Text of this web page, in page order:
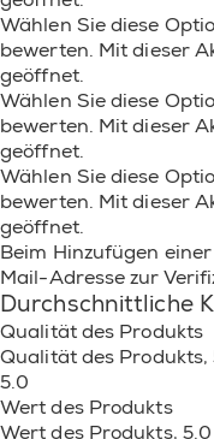
Wählen Sie diese
bewerten. Mit dieser
geöffnet.
Wählen Sie diese
bewerten. Mit dieser
geöffnet.
Wählen Sie diese
bewerten. Mit dieser
geöffnet.
Beim Hinzufügen
Mail-Adresse zur
Durchschnittliche
Qualität des Produkts
Qualität des Produkts,
5.0
Wert des Produkts
Wert des Produkts,